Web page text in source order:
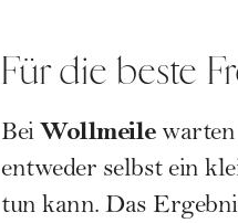
Für die beste
Bei Wollmeilewarten
entweder selbst ein
tun kann. Das